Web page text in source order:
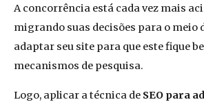
A concorrência está cada vez mais
migrando suas decisões para o meio
adaptar seu site para que este fique
mecanismos de pesquisa.
Logo, aplicar a técnica de SEO para